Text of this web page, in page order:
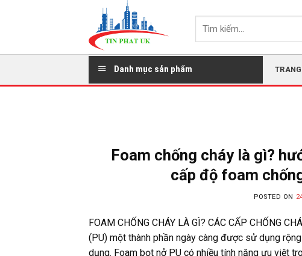
Tìm
Danh mục sản phẩm
Foam chống cháy là gì?
cấp độ foam
POSTED ON
FOAM CHỐNG CHÁY LÀ GÌ? CÁC CẤP CHỐNG
(PU) một thành phần ngày càng được sử dụng
dụng. Foam bọt nở PU có nhiều tính năng ưu việt